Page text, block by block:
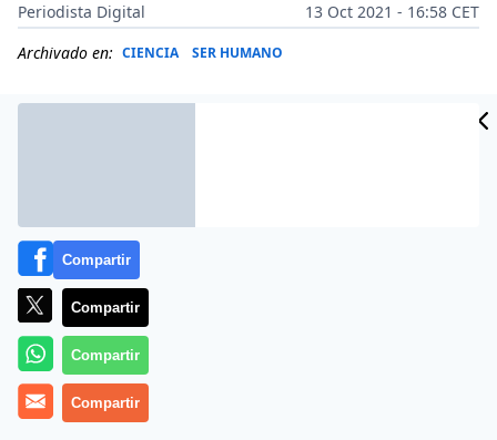
Periodista Digital
13 Oct 2021 - 16:58 CET
Archivado en: CIENCIA SER HUMANO
Más información
Compartir
Compartir
Compartir
Compartir